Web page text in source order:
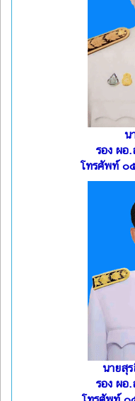
น
รอง ผอ
โทรศัพท์
นายสุ
รอง ผอ